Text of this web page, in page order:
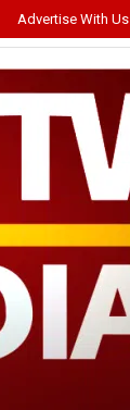
Advertise With Us